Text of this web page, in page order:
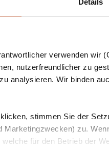
Details
verwenden wir
nutzerfreundlicher zu
analysieren. Wir binden
klicken, stimmen Sie der
Marketingzwecken) zu.
welche für den Betrieb der
Zubehör